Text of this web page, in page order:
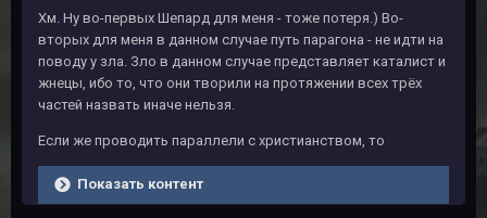
Хм. Ну во-первых Шепард для меня - тоже потеря.) Во-
вторых для меня в данном случае путь парагона - не идти на
поводу у зла. Зло в данном случае представляет каталист и
жнецы, ибо то, что они творили на протяжении всех трёх
частей назвать иначе нельзя.
Если же проводить параллели с христианством, то
Показать контент